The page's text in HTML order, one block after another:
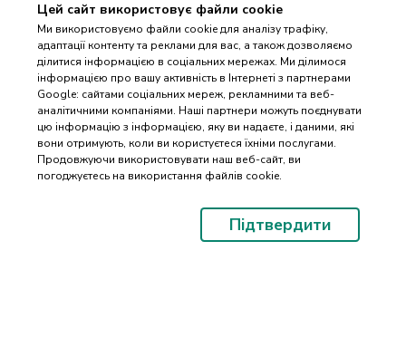
Цей сайт використовує файли cookie
Ми використовуємо файли cookie для аналізу трафіку,
адаптації контенту та реклами для вас, а також дозволяємо
ділитися інформацією в соціальних мережах. Ми ділимося
інформацією про вашу активність в Інтернеті з партнерами
Google: сайтами соціальних мереж, рекламними та веб-
аналітичними компаніями. Наші партнери можуть поєднувати
цю інформацію з інформацією, яку ви надаєте, і даними, які
вони отримують, коли ви користуєтеся їхніми послугами.
Продовжуючи використовувати наш веб-сайт, ви
погоджуєтесь на використання файлів cookie.
Підтвердити
+38(096) 488 77 88
дзвінки приймаються в робочі дні з 9:00 до 18:00
Оплата та доставка
Контакти
ПІДБІР
ЗАПЧАСТИН